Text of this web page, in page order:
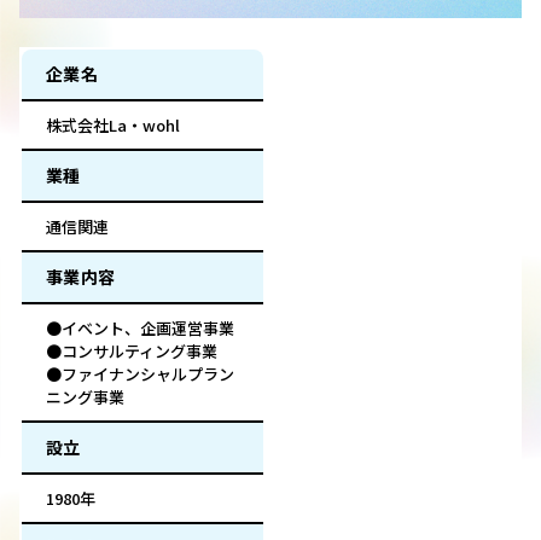
企業名
株式会社La・wohl
業種
通信関連
事業内容
●イベント、企画運営事業
●コンサルティング事業
●ファイナンシャルプラン
ニング事業
設立
1980年